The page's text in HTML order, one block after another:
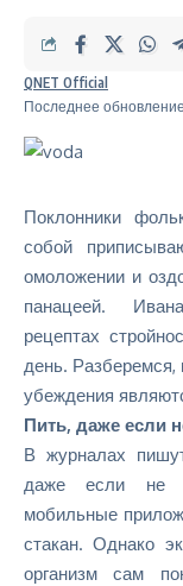
Последнее обновление:
QNET Official
Поклонники
собой
омоложении и
панацеей.
рецептах
день. Разберемся,
убеждения
Пить, даже если
В журналах
даже если не
мобильные
стакан. Однако
организм сам